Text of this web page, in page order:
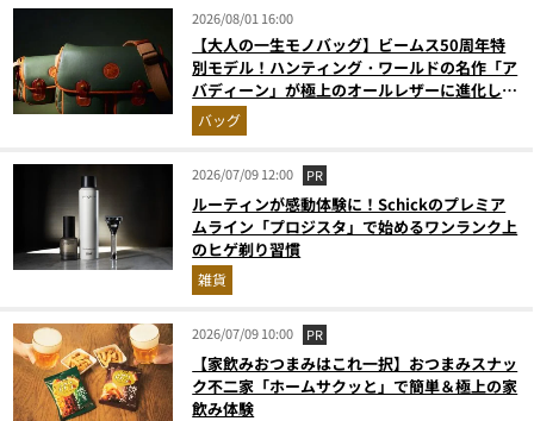
2026/08/01 16:00
【大人の一生モノバッグ】ビームス50周年特
別モデル！ハンティング・ワールドの名作「ア
バディーン」が極上のオールレザーに進化して
登場
バッグ
2026/07/09 12:00 PR
ルーティンが感動体験に！Schickのプレミア
ムライン「プロジスタ」で始めるワンランク上
のヒゲ剃り習慣
雑貨
2026/07/09 10:00 PR
【家飲みおつまみはこれ一択】おつまみスナッ
ク不二家「ホームサクッと」で簡単＆極上の家
飲み体験